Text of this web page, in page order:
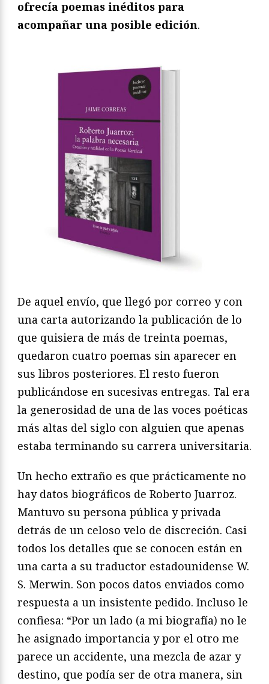
ofrecía poemas inéditos para
acompañar una posible edición.
De aquel envío, que llegó por correo y con
una carta autorizando la publicación de lo
que quisiera de más de treinta poemas,
quedaron cuatro poemas sin aparecer en
sus libros posteriores. El resto fueron
publicándose en sucesivas entregas. Tal era
la generosidad de una de las voces poéticas
más altas del siglo con alguien que apenas
estaba terminando su carrera universitaria.
Un hecho extraño es que prácticamente no
hay datos biográficos de Roberto Juarroz.
Mantuvo su persona pública y privada
detrás de un celoso velo de discreción. Casi
todos los detalles que se conocen están en
una carta a su traductor estadounidense W.
S. Merwin. Son pocos datos enviados como
respuesta a un insistente pedido. Incluso le
confiesa: “Por un lado (a mi biografía) no le
he asignado importancia y por el otro me
parece un accidente, una mezcla de azar y
destino, que podía ser de otra manera, sin